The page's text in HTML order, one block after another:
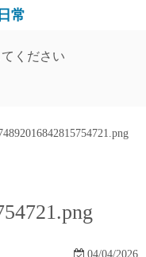
常
ください
04/04/2026